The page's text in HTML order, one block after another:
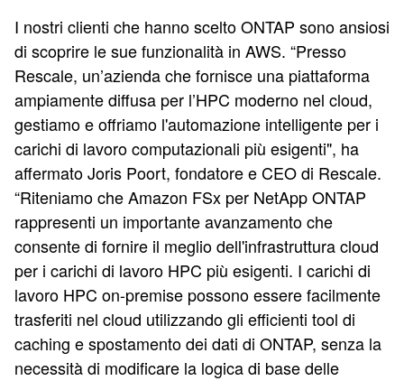
I nostri clienti che hanno scelto ONTAP sono ansiosi
di scoprire le sue funzionalità in AWS. “Presso
Rescale, un’azienda che fornisce una piattaforma
ampiamente diffusa per l’HPC moderno nel cloud,
gestiamo e offriamo l'automazione intelligente per i
carichi di lavoro computazionali più esigenti", ha
affermato Joris Poort, fondatore e CEO di Rescale.
“Riteniamo che Amazon FSx per NetApp ONTAP
rappresenti un importante avanzamento che
consente di fornire il meglio dell'infrastruttura cloud
per i carichi di lavoro HPC più esigenti. I carichi di
lavoro HPC on-premise possono essere facilmente
trasferiti nel cloud utilizzando gli efficienti tool di
caching e spostamento dei dati di ONTAP, senza la
necessità di modificare la logica di base delle